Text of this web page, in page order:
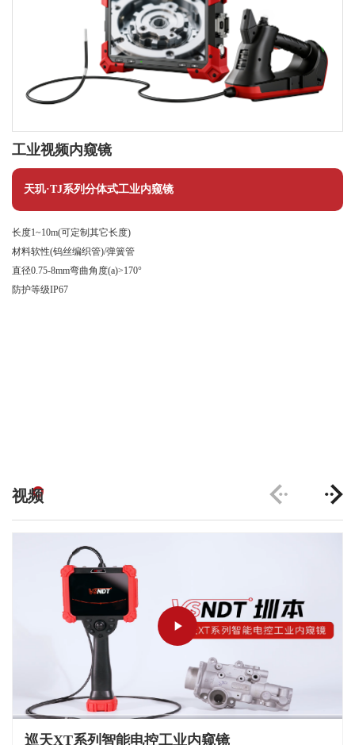
工业视频内窥镜
天玑·TJ系列分体式工业内窥镜
长度1~10m(可定制其它长度)
材料软性(钨丝编织管)/弹簧管
直径0.75-8mm弯曲角度(a)>170°
防护等级IP67
视频
Play
Video
巡天XT系列智能电控工业内窥镜